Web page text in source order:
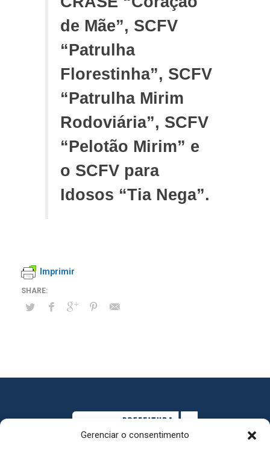
Gerenciar o consentimento
de Mãe”, SCFV
“Patrulha
Florestinha”, SCFV
“Patrulha Mirim
Rodoviária”, SCFV
“Pelotão Mirim” e
o SCFV para
Idosos “Tia Nega”.
Imprimir